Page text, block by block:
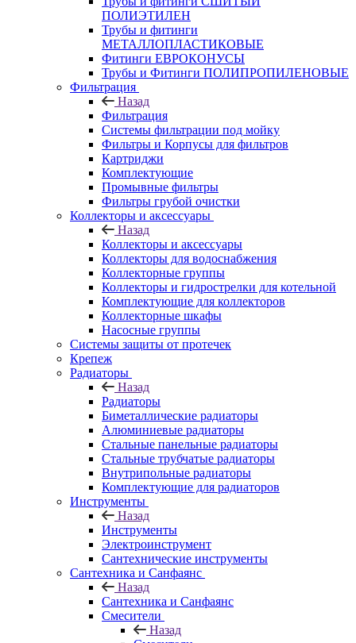
ПОЛИЭТИЛЕН
Трубы и фитинги
МЕТАЛЛОПЛАСТИКОВЫЕ
Фитинги ЕВРОКОНУСЫ
Трубы и Фитинги ПОЛИПРОПИЛЕНОВЫЕ
Фильтрация
Назад
Фильтрация
Системы фильтрации под мойку
Фильтры и Корпусы для фильтров
Картриджи
Комплектующие
Промывные фильтры
Фильтры грубой очистки
Коллекторы и аксессуары
Назад
Коллекторы и аксессуары
Коллекторы для водоснабжения
Коллекторные группы
Коллекторы и гидрострелки для котельной
Комплектующие для коллекторов
Коллекторные шкафы
Насосные группы
Системы защиты от протечек
Крепеж
Радиаторы
Назад
Радиаторы
Биметаллические радиаторы
Алюминиевые радиаторы
Стальные панельные радиаторы
Стальные трубчатые радиаторы
Внутрипольные радиаторы
Комплектующие для радиаторов
Инструменты
Назад
Инструменты
Электроинструмент
Сантехнические инструменты
Сантехника и Санфаянс
Назад
Сантехника и Санфаянс
Смесители
Назад